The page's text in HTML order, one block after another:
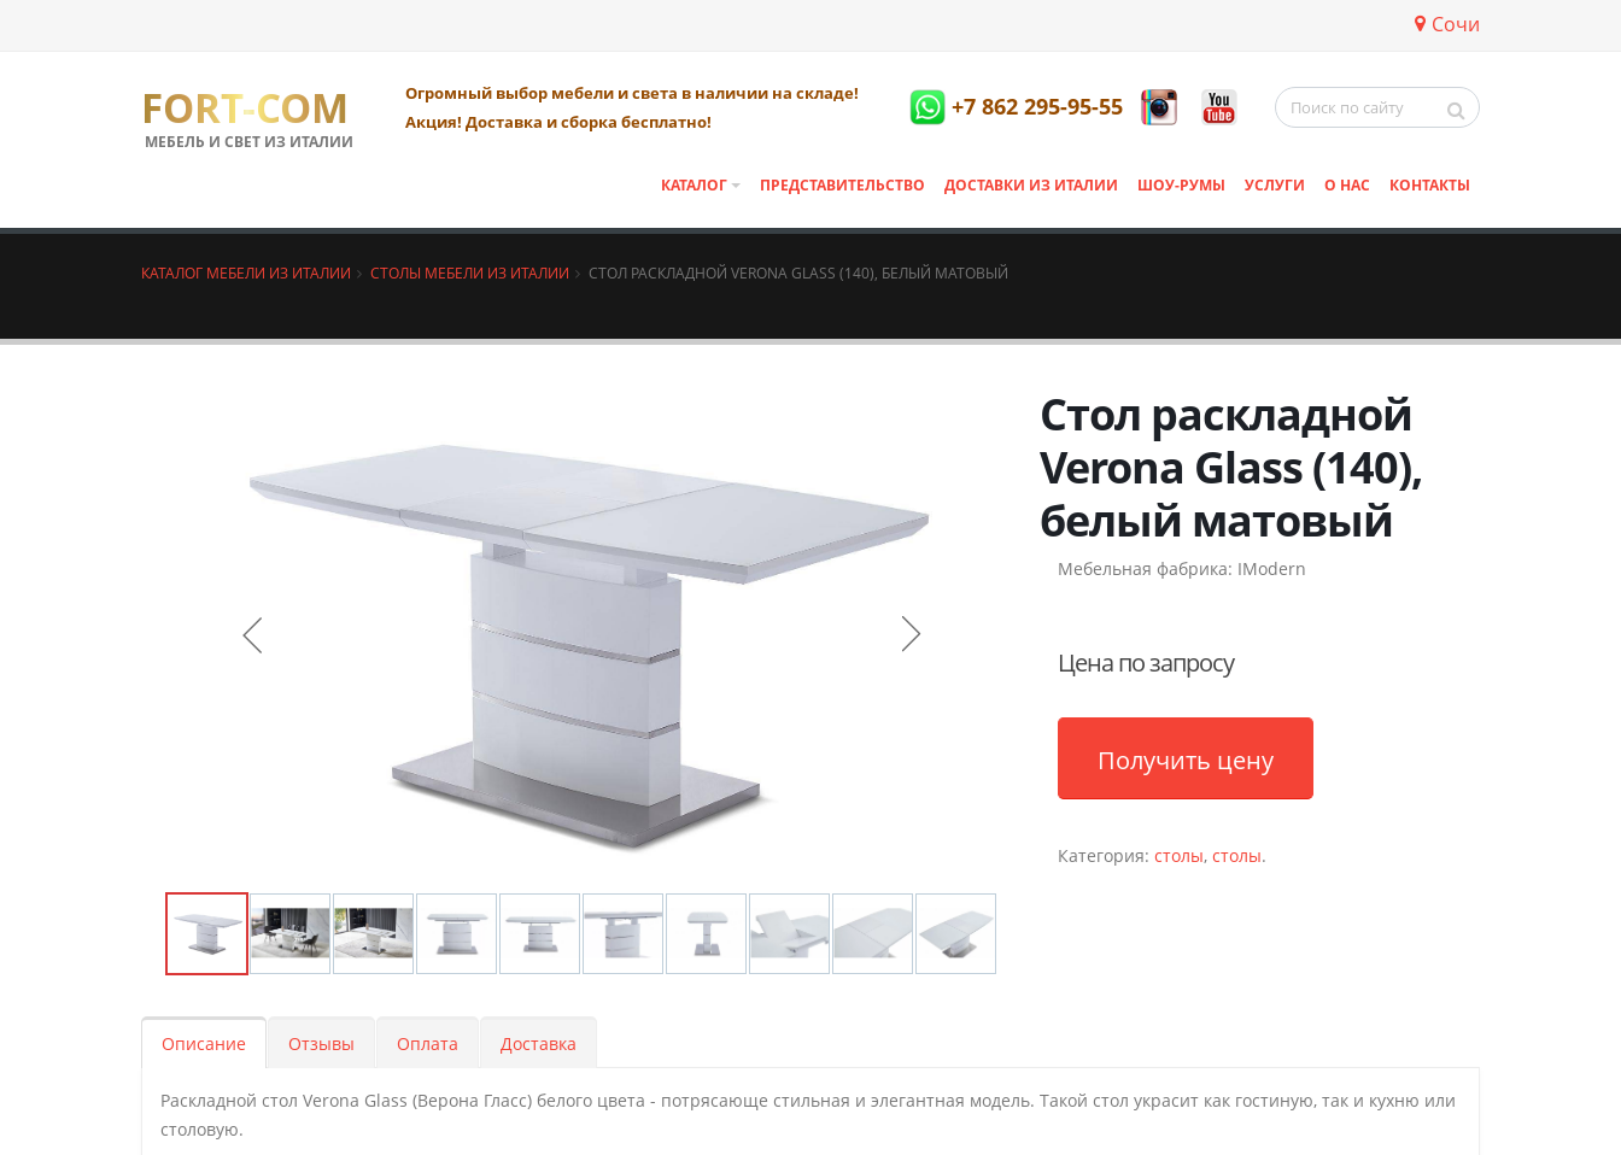
Сочи
FORT-COM
МЕБЕЛЬ И СВЕТ ИЗ ИТАЛИИ
Огромный выбор мебели и света в наличии на складе!
Акция! Доставка и сборка бесплатно!
+7 862 295-95-55
КАТАЛОГ ПРЕДСТАВИТЕЛЬСТВО ДОСТАВКИ ИЗ ИТАЛИИ ШОУ-РУМЫ УСЛУГИ О НАС КОНТАКТЫ
КАТАЛОГ МЕБЕЛИ ИЗ ИТАЛИИ СТОЛЫ МЕБЕЛИ ИЗ ИТАЛИИ СТОЛ РАСКЛАДНОЙ VERONA GLASS (140), БЕЛЫЙ МАТОВЫЙ
Стол раскладной
Verona Glass (140),
белый матовый
Мебельная фабрика: IModern
Цена по запросу
Получить цену
Категория: столы, столы.
Описание Отзывы Оплата Доставка
Раскладной стол Verona Glass (Верона Гласс) белого цвета - потрясающе стильная и элегантная модель. Такой стол украсит как гостиную, так и кухню или
столовую.